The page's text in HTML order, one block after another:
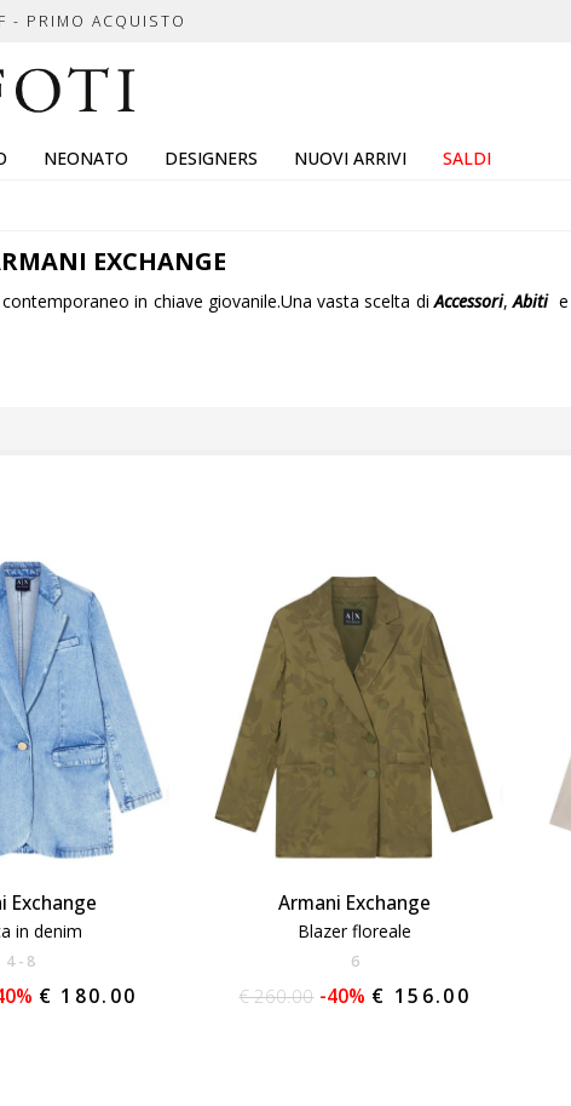
- PRIMO ACQUISTO
NEONATO DESIGNERS NUOVI ARRIVI SALDI
EXCHANGE
in chiave giovanile.Una vasta scelta diAccessori,Abitie
Exchange
in denim
4 8
€ 180.00
Armani Exchange
Blazer floreale
6
€ 260.00 -40% € 156.00